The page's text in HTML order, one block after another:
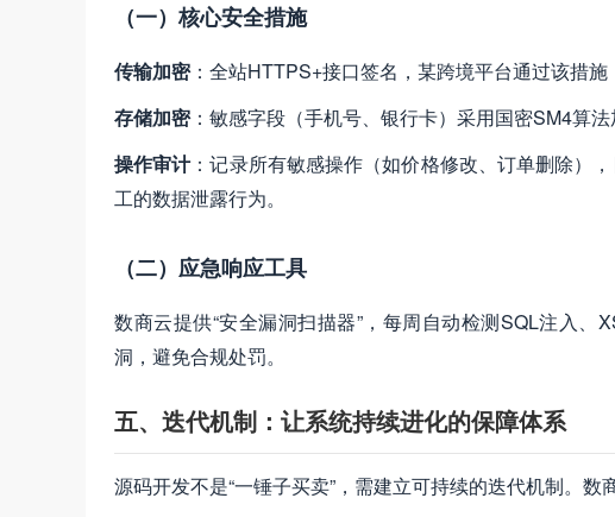
（一）核心安全措施
传输加密：全站HTTPS+接口签名，某跨境平台通过该措施
存储加密：敏感字段（手机号、银行卡）采用国密SM4算
操作审计：记录所有敏感操作（如价格修改、订单删除）
工的数据泄露行为。
（二）应急响应工具
数商云提供“安全漏洞扫描器”，每周自动检测SQL注入
洞，避免合规处罚。
五、迭代机制：让系统持续进化的保障体系
源码开发不是“一锤子买卖”，需建立可持续的迭代机制。数